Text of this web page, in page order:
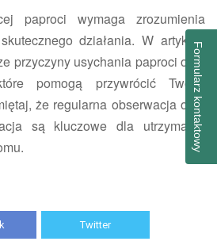
paproci wymaga zrozumienia
działania. W artykule
przyczyny usychania paproci oraz
pomogą przywrócić Twoim
że regularna obserwacja oraz
są kluczowe dla utrzymania
Twitter
Formularz kontaktowy